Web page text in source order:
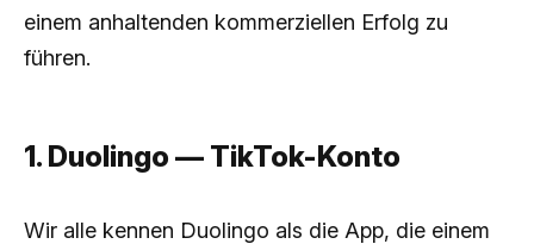
einem anhaltenden kommerziellen Erfolg zu
führen.
1. Duolingo — TikTok-Konto
Wir alle kennen Duolingo als die App, die einem